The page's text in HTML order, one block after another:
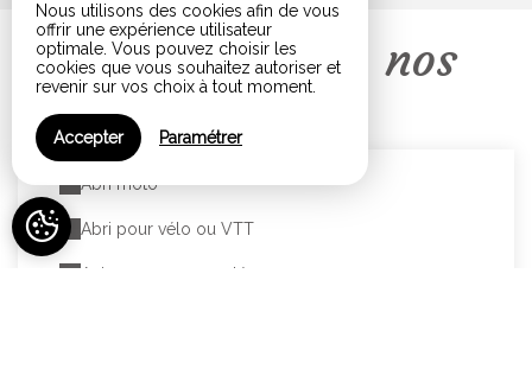
Nous utilisons des cookies afin de vous
offrir une expérience utilisateur
optimale. Vous pouvez choisir les
cookies que vous souhaitez autoriser et
revenir sur vos choix à tout moment.
Accepter Paramétrer
Votre confort, nos
services
Abri moto
Abri pour vélo ou VTT
Animaux non acceptés